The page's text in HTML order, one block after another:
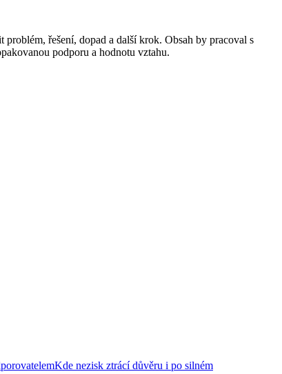
řešení, dopad a další krok. Obsah by pracoval s
podporu a hodnotu vztahu.
Kde nezisk ztrácí důvěru i po silném